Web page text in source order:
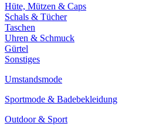
Hüte, Mützen & Caps
Schals & Tücher
Taschen
Uhren & Schmuck
Gürtel
Sonstiges
Umstandsmode
Sportmode & Badebekleidung
Outdoor & Sport